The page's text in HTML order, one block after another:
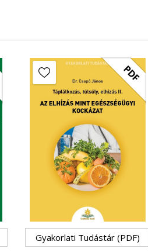
PDF
Gyakorlati Tudástár (PDF)